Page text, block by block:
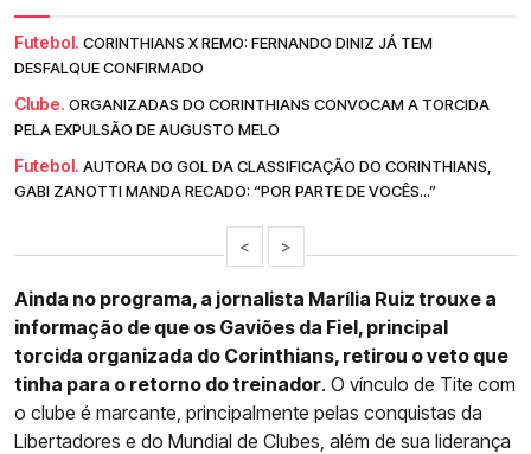
Futebol. CORINTHIANS X REMO: FERNANDO DINIZ JÁ TEM
DESFALQUE CONFIRMADO
Clube. ORGANIZADAS DO CORINTHIANS CONVOCAM A TORCIDA
PELA EXPULSÃO DE AUGUSTO MELO
Futebol. AUTORA DO GOL DA CLASSIFICAÇÃO DO CORINTHIANS,
GABI ZANOTTI MANDA RECADO: “POR PARTE DE VOCÊS...”
< >
Ainda no programa, a jornalista Marília Ruiz trouxe a
informação de que os Gaviões da Fiel, principal
torcida organizada do Corinthians, retirou o veto que
tinha para o retorno do treinador. O vínculo de Tite com
o clube é marcante, principalmente pelas conquistas da
Libertadores e do Mundial de Clubes, além de sua liderança